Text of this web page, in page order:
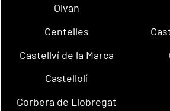
Olvan
Centelles
Castellví de la Marca
Castellolí
Corbera de Llobregat